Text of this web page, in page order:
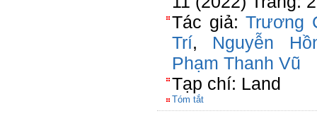
Tác giả:Trương
Trí, Nguyễn
Phạm Thanh Vũ
Tạp chí: Land
Tóm tắt